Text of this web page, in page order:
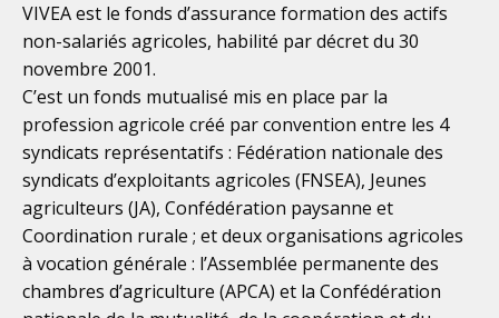
VIVEA est le fonds d’assurance formation des actifs
non-salariés agricoles, habilité par décret du 30
novembre 2001.
C’est un fonds mutualisé mis en place par la
profession agricole créé par convention entre les 4
syndicats représentatifs : Fédération nationale des
syndicats d’exploitants agricoles (FNSEA), Jeunes
agriculteurs (JA), Confédération paysanne et
Coordination rurale ; et deux organisations agricoles
à vocation générale : l’Assemblée permanente des
chambres d’agriculture (APCA) et la Confédération